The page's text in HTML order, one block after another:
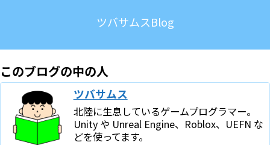
ツバサムスBlog
このブログの中の人
ツバサムス
北陸に生息しているゲームプログラマー。
Unity や Unreal Engine、Roblox、UEFN な
どを使ってます。